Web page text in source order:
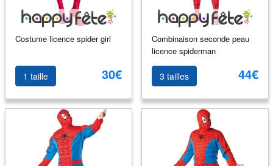
Costume licence spider girl
1 taille 30€
Combinaison seconde peau
licence spiderman
3 tailles 44€